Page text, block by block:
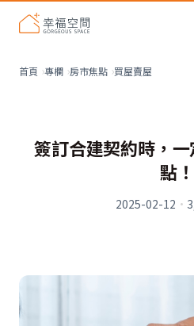
首頁 專欄 房市焦點 買屋賣屋
簽訂合建契約時，
點！
2025-02-12 ·